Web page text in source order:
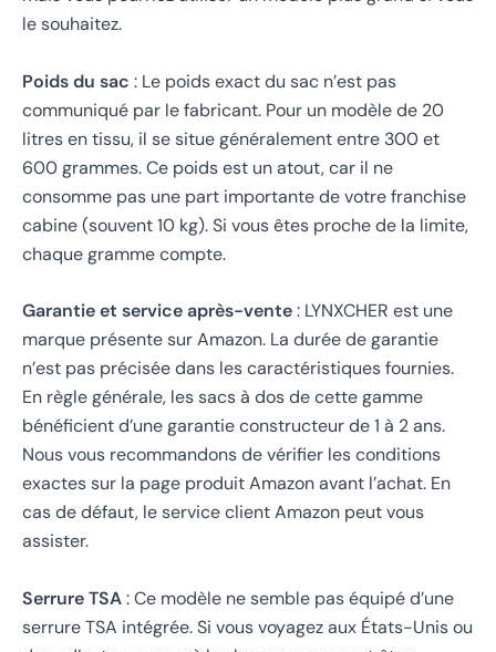
le souhaitez.
Poids du sac : Le poids exact du sac n’est pas
communiqué par le fabricant. Pour un modèle de 20
litres en tissu, il se situe généralement entre 300 et
600 grammes. Ce poids est un atout, car il ne
consomme pas une part importante de votre franchise
cabine (souvent 10 kg). Si vous êtes proche de la limite,
chaque gramme compte.
Garantie et service après-vente: LYNXCHER est une
marque présente sur Amazon. La durée de garantie
n’est pas précisée dans les caractéristiques fournies.
En règle générale, les sacs à dos de cette gamme
bénéficient d’une garantie constructeur de 1 à 2 ans.
Nous vous recommandons de vérifier les conditions
exactes sur la page produit Amazon avant l’achat. En
cas de défaut, le service client Amazon peut vous
assister.
Serrure TSA: Ce modèle ne semble pas équipé d’une
serrure TSA intégrée. Si vous voyagez aux États-Unis ou